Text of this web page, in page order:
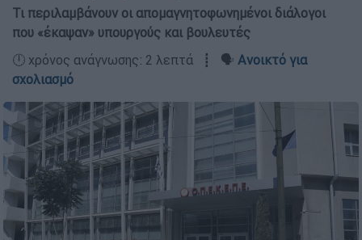
Τι περιλαμβάνουν οι απομαγνητοφωνημένοι διάλογοι
που «έκαψαν» υπουργούς και βουλευτές
🕛 χρόνος ανάγνωσης: 2 λεπτά ┋ 🗣️ Ανοικτό για
σχολιασμό